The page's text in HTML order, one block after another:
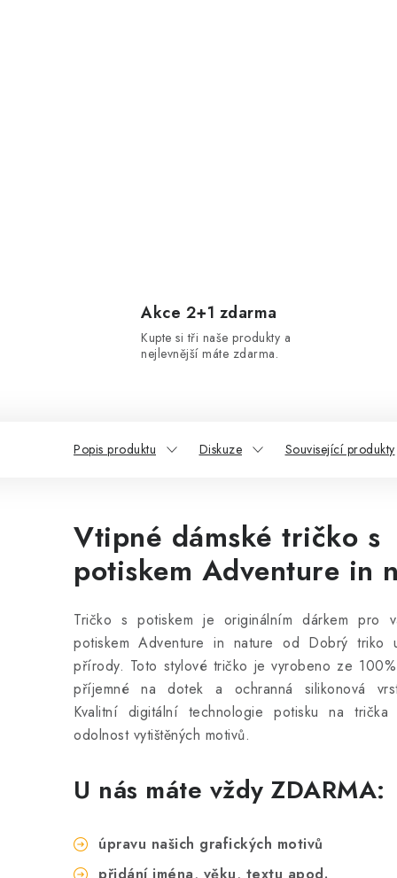
Akce 2+1 zdarma
Kupte si tři naše produkty a
nejlevnější máte zdarma.
Popis produktu Diskuze Související produkty
Vtipné dámské tričko s
potiskem Adventure in
Tričko s potiskem je originálním dárkem pro
potiskem Adventure in nature od Dobrý triko
přírody. Toto stylové tričko je vyrobeno ze
příjemné na dotek a ochranná silikonová
Kvalitní digitální technologie potisku na
odolnost vytištěných motivů.
U nás máte vždy ZDARMA:
úpravu našich grafických motivů